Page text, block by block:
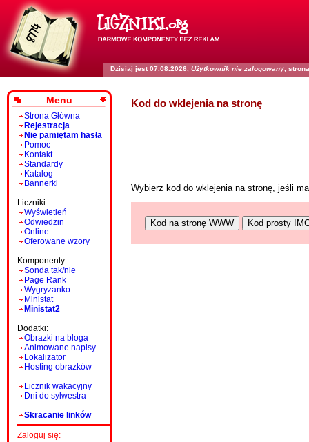
Dzisiaj jest 07.08.2026, Użytkownik nie zalogowany ,
Menu
Strona Główna
Rejestracja
Nie pamiętam hasła
Pomoc
Kontakt
Standardy
Katalog
Bannerki
Liczniki:
Wyświetleń
Odwiedzin
Online
Oferowane wzory
Komponenty:
Sonda tak/nie
Page Rank
Wygryzanko
Ministat
Ministat2
Dodatki:
Obrazki na bloga
Animowane napisy
Lokalizator
Hosting obrazków
Licznik wakacyjny
Dni do sylwestra
Skracanie linków
Zaloguj się:
Kod do wklejenia na stronę
Wybierz kod do wklejenia na stronę, jeśli
Kod na stronę WWW Kod prosty